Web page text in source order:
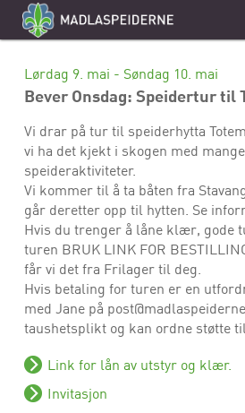
Lørdag 9. mai - Søndag 10. mai
Bever Onsdag: Speidertur til
Vi drar på tur til speiderhytta
vi ha det kjekt i skogen med
speideraktiviteter.
Vi kommer til å ta båten fra
går deretter opp til hytten. Se
Hvis du trenger å låne klær, gode
turen BRUK LINK FOR
får vi det fra Frilager til deg.
Hvis betaling for turen er en
med Jane på
taushetsplikt og kan ordne støtte
Link for lån av utstyr og klær.
Invitasjon